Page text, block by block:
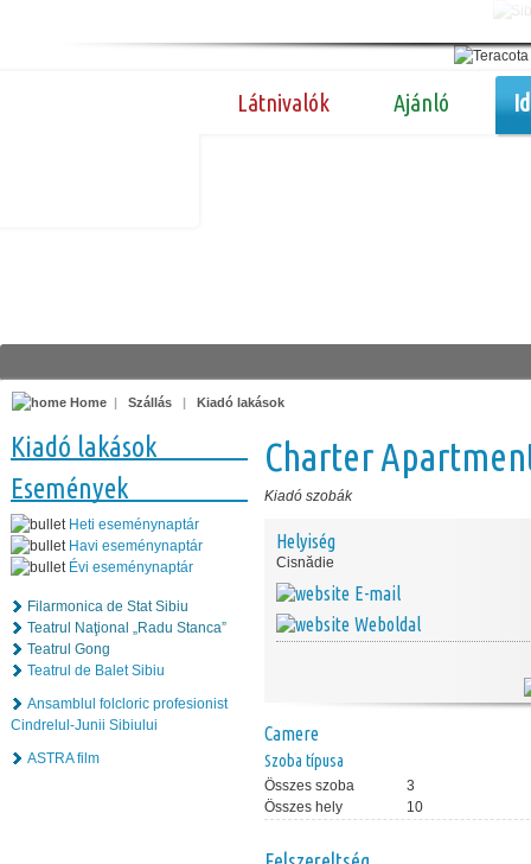
Látnivalók Ajánló
Home | Szállás | Kiadó lakások
Kiadó lakások
Események
Heti eseménynaptár
Havi eseménynaptár
Évi eseménynaptár
Filarmonica de Stat Sibiu
Teatrul Naţional „Radu Stanca”
Teatrul Gong
Teatrul de Balet Sibiu
Ansamblul folcloric profesionist
Cindrelul-Junii Sibiului
ASTRA film
Charter
Kiadó szobák
Helyiség
Cisnădie
E-mail
Weboldal
Camere
Szoba típusa
Összes szoba
3
Összes hely
10